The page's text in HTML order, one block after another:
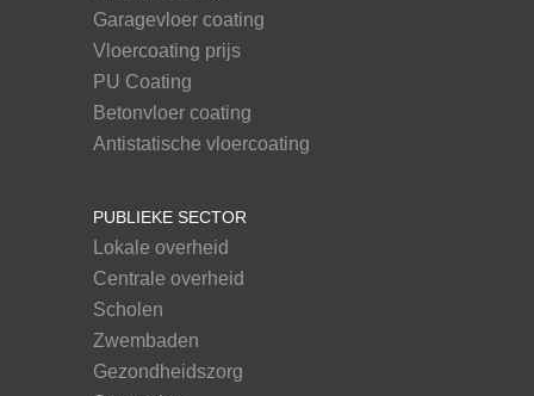
Garagevloer coating
Vloercoating prijs
PU Coating
Betonvloer coating
Antistatische vloercoating
PUBLIEKE SECTOR
Lokale overheid
Centrale overheid
Scholen
Zwembaden
Gezondheidszorg